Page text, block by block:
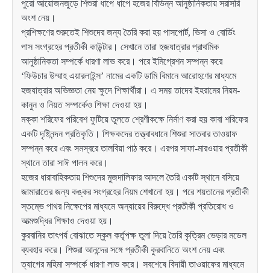
পুরো আয়োজনজুড়ে শিশুরা ধাপে ধাপে হজের বিভিন্ন আনুষ্ঠানিকতায় সরাসরি
অংশ নেয়।
প্রশিক্ষণের শুরুতেই শিশুদের জন্য তৈরি করা হয় পাসপোর্ট, ভিসা ও বোর্ডিং
পাস সংগ্রহের প্রতীকী কাউন্টার। সেখানে তারা হজযাত্রার প্রাথমিক
আনুষ্ঠানিকতা সম্পর্কে ধারণা লাভ করে। পরে ইমিগ্রেশন সম্পন্ন করে
‘ফিউচার উম্মাহ এয়ারলাইন্স’ নামের একটি ডামি বিমানে আরোহণের মাধ্যমে
হজযাত্রার অভিজ্ঞতা নেয় ক্ষুদে শিক্ষার্থীরা। এ সময় তাদের ইহরামের নিয়ম-
কানুন ও নিয়ত সম্পর্কেও শিক্ষা দেওয়া হয়।
মক্কা শরিফের পরিবেশ ফুটিয়ে তুলতে শ্রেণীকক্ষে নির্মাণ করা হয় কাবা শরিফের
একটি দৃষ্টিনন্দন প্রতিকৃতি। শিক্ষকদের তত্ত্বাবধানে শিশুরা সাতবার তাওয়াফ
সম্পন্ন করে এবং সমস্বরে তালবিয়া পাঠ করে। এরপর সাফা-মারওয়ার প্রতীকী
স্থানে তারা সাঈ পালন করে।
হজের ধারাবাহিকতায় শিশুদের মুজদালিফার আদলে তৈরি একটি স্থানে বসিয়ে
জামারাতের জন্য কঙ্কর সংগ্রহের নিয়ম শেখানো হয়। পরে শয়তানের প্রতীকী
স্তম্ভে পাথর নিক্ষেপের মাধ্যমে অন্যায়ের বিরুদ্ধে প্রতীকী প্রতিরোধ ও
আত্মশুদ্ধির শিক্ষাও দেওয়া হয়।
কুরবানির তাৎপর্য বোঝাতে স্কুল কর্তৃপক্ষ তুলা দিয়ে তৈরি কৃত্রিম ভেড়ার মডেল
ব্যবহার করে। শিশুরা আনন্দের সঙ্গে প্রতীকী কুরবানিতে অংশ নেয় এবং
ত্যাগের মহিমা সম্পর্কে ধারণা লাভ করে। সবশেষে বিদায়ী তাওয়াফের মাধ্যমে